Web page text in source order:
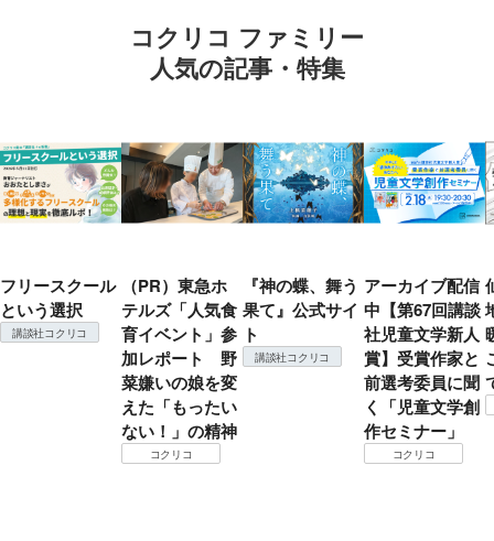
コクリコ ファミリー
人気の記事・特集
フリースクール
という選択
講談社コクリコ
（PR）東急ホ
テルズ「人気食
育イベント」参
加レポート 野
菜嫌いの娘を変
えた「もったい
ない！」の精神
コクリコ
『神の蝶、舞う
果て』公式サイ
ト
講談社コクリコ
アーカイブ配信
中【第67回講談
社児童文学新人
賞】受賞作家と
前選考委員に聞
く「児童文学創
作セミナー」
コクリコ